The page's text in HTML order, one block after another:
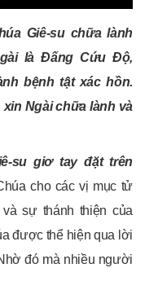
Giê-su chữa lành
là Đấng Cứu Độ,
bệnh tật xác hồn.
Ngài chữa lành và
su giơ tay đặt trên
cho các vị mục tử
sự thánh thiện của
được thể hiện qua lời
đó mà nhiều người